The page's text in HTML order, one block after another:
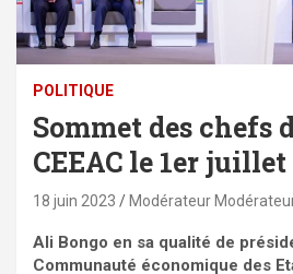
POLITIQUE
Sommet des chefs
CEEAC le 1er
18 juin 2023 Modérateur
Ali Bongo en sa qualité de
Communauté économique des